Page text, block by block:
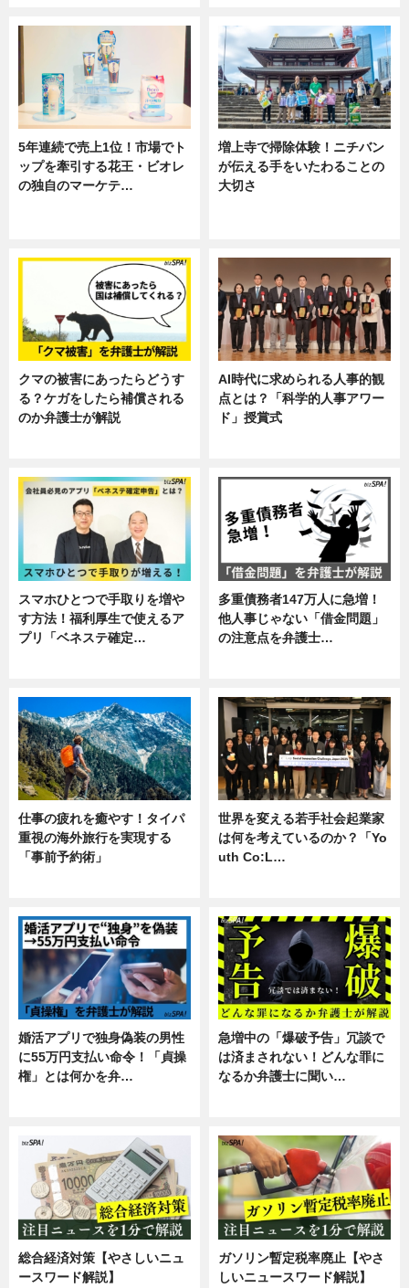
5年連続で売上1位！市場でト
ップを牽引する花王・ビオレ
の独自のマーケテ…
増上寺で掃除体験！ニチバン
が伝える手をいたわることの
大切さ
クマの被害にあったらどうす
る？ケガをしたら補償される
のか弁護士が解説
AI時代に求められる人事的観
点とは？「科学的人事アワー
ド」授賞式
スマホひとつで手取りを増や
す方法！福利厚生で使えるア
プリ「ベネステ確定…
多重債務者147万人に急増！
他人事じゃない「借金問題」
の注意点を弁護士…
仕事の疲れを癒やす！タイパ
重視の海外旅行を実現する
「事前予約術」
世界を変える若手社会起業家
は何を考えているのか？「Yo
uth Co:L…
婚活アプリで独身偽装の男性
に55万円支払い命令！「貞操
権」とは何かを弁…
急増中の「爆破予告」冗談で
は済まされない！どんな罪に
なるか弁護士に聞い…
総合経済対策【やさしいニュ
ースワード解説】
ガソリン暫定税率廃止【やさ
しいニュースワード解説】